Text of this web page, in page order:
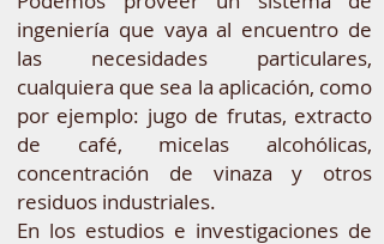
ingeniería que vaya al encuentro de
las necesidades particulares,
cualquiera que sea la aplicación, como
por ejemplo: jugo de frutas, extracto
de café, micelas alcohólicas,
concentración de vinaza y otros
residuos industriales.
En los estudios e investigaciones de